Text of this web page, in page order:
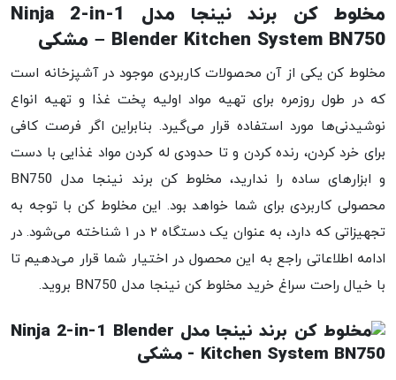
مخلوط کن برند نینجا مدل Ninja 2-in-1
Blender Kitchen System BN750 – مشکی
مخلوط کن یکی از آن محصولات کاربردی موجود در آشپزخانه است
که در طول روزمره برای تهیه مواد اولیه پخت غذا و تهیه انواع
نوشیدنی‌ها مورد استفاده قرار می‌گیرد. بنابراین اگر فرصت کافی
برای خرد کردن، رنده کردن و تا حدودی له کردن مواد غذایی با دست
و ابزارهای ساده را ندارید، مخلوط کن برند نینجا مدل BN750
محصولی کاربردی برای شما خواهد بود. این مخلوط کن با توجه به
تجهیزاتی که دارد، به عنوان یک دستگاه ۲ در ۱ شناخته می‌شود. در
ادامه اطلاعاتی راجع به این محصول در اختیار شما قرار می‌دهیم تا
با خیال راحت سراغ خرید مخلوط کن نینجا مدل BN750 بروید.